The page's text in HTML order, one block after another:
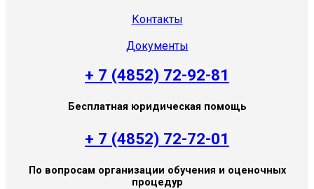
Контакты
Документы
+ 7 (4852) 72-92-81
Бесплатная юридическая помощь
+ 7 (4852) 72-72-01
По вопросам организации обучения и оценочных
процедур